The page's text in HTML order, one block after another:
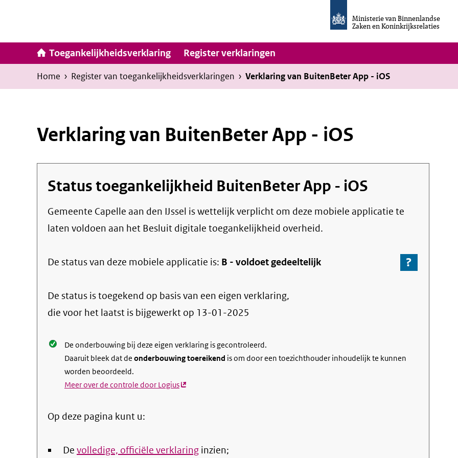
inhoud
Ministerie van Binnenlandse
Zaken en Koninkrijksrelaties
van
Invulassistent
Toegankelijkheidsverklaring
Toegankelijkheidsverklaring Hoofdnavigatie
Register verklaringen
Kruimelpad
U
bevindt
Home › Register van toegankelijkheids­verklaringen › Verklaring van BuitenBeter App - iOS
Verklaring van BuitenBeter App - iOS
Status toegankelijkheid BuitenBeter App - iOS
Gemeente Capelle aan den IJssel is wettelijk verplicht om deze mobiele applicatie te
laten voldoen aan het Besluit digitale toegankelijkheid overheid.
De status van deze mobiele applicatie is: B - voldoet gedeeltelijk ?
Ga
De status is toegekend op basis van een eigen verklaring,
die voor het laatst is bijgewerkt op 13-01-2025
De onderbouwing bij deze eigen verklaring is gecontroleerd.
Daaruit bleek dat de onderbouwing toereikend is om door een toezichthouder inhoudelijk te kunnen
worden beoordeeld.
Meer over de controle door Logius(externe
Op deze pagina kunt u:
De volledige, officiële verklaring inzien;